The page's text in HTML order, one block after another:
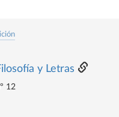
y Letras
12